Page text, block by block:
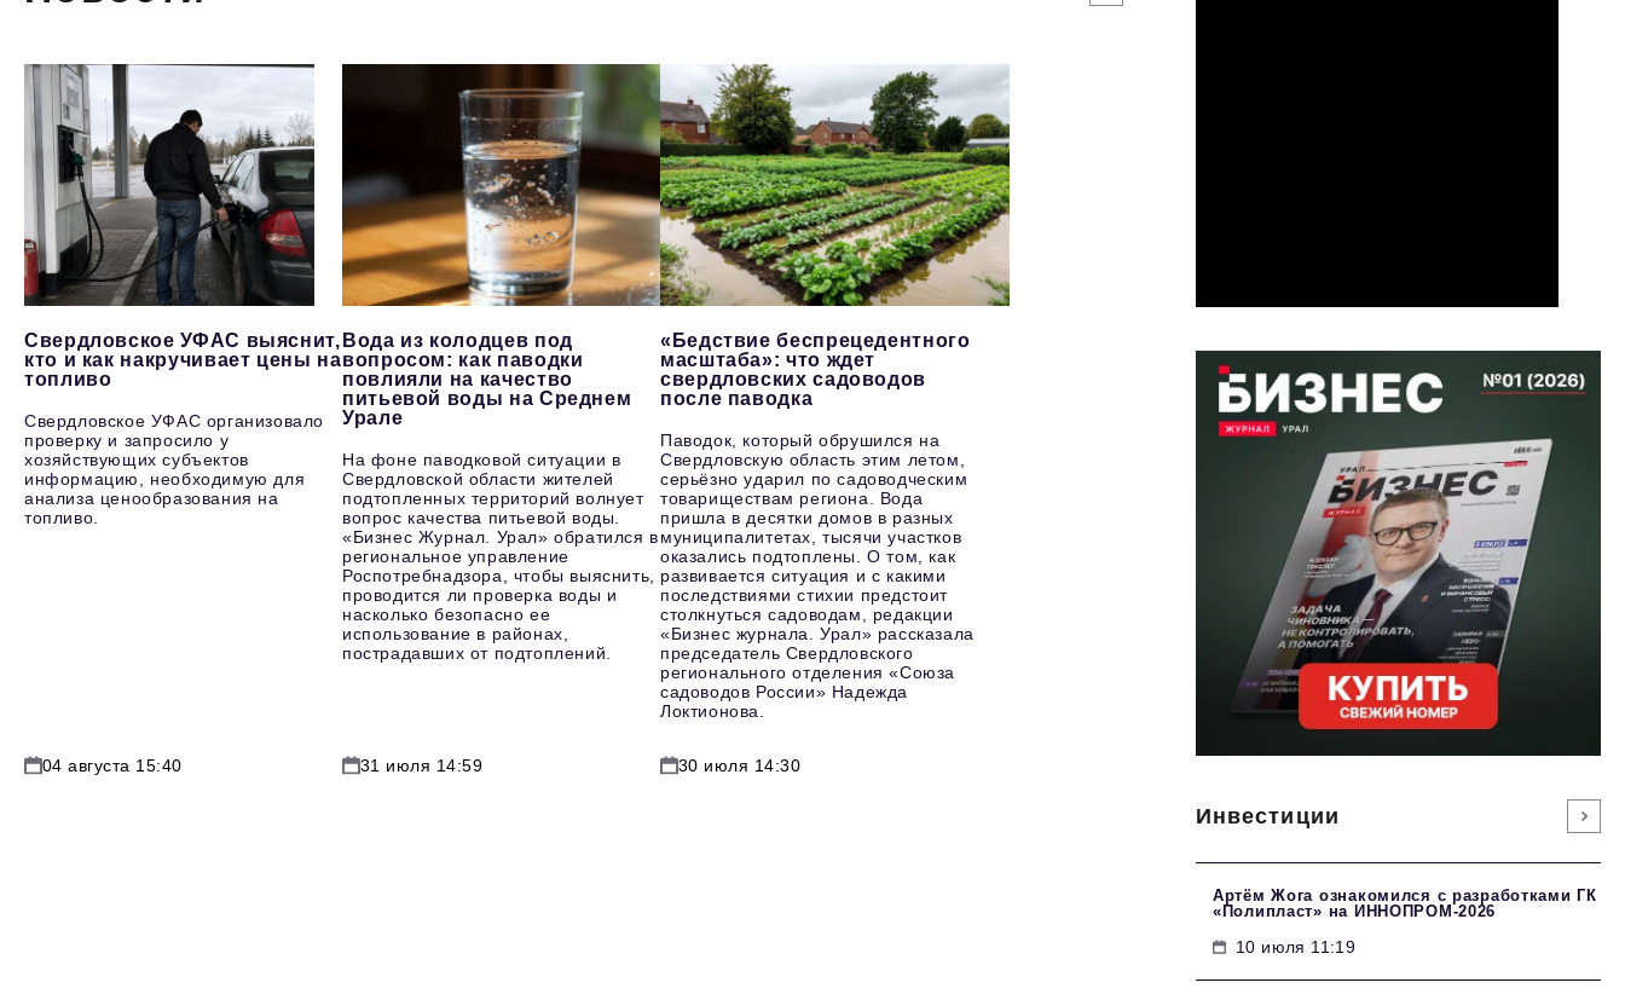
Свердловское УФАС выяснит,
кто и как накручивает цены на
топливо
Свердловское УФАС организовало
проверку и запросило у
хозяйствующих субъектов
информацию, необходимую для
анализа ценообразования на
топливо.
04 августа 15:40
Вода из колодцев под
вопросом: как паводки
повлияли на качество
питьевой воды на Среднем
Урале
На фоне паводковой ситуации в
Свердловской области жителей
подтопленных территорий волнует
вопрос качества питьевой воды.
«Бизнес Журнал. Урал» обратился в
региональное управление
Роспотребнадзора, чтобы выяснить,
проводится ли проверка воды и
насколько безопасно ее
использование в районах,
пострадавших от подтоплений.
31 июля 14:59
«Бедствие беспрецедентного
масштаба»: что ждет
свердловских садоводов
после паводка
Паводок, который обрушился на
Свердловскую область этим летом,
серьёзно ударил по садоводческим
товариществам региона. Вода
пришла в десятки домов в разных
муниципалитетах, тысячи участков
оказались подтоплены. О том, как
развивается ситуация и с какими
последствиями стихии предстоит
столкнуться садоводам, редакции
«Бизнес журнала. Урал» рассказала
председатель Свердловского
регионального отделения «Союза
садоводов России» Надежда
Локтионова.
30 июля 14:30
Инвестиции
Артём Жога ознакомился с разработками ГК
«Полипласт» на ИННОПРОМ-2026
10 июля 11:19